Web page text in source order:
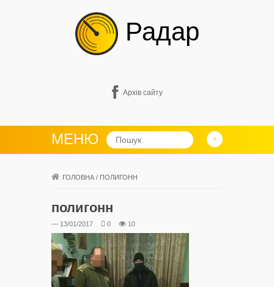
Радар
Архів сайту
МЕНЮ
ГОЛОВНА / ПОЛИГОНН
полигонн
— 13/01/2017 0 10